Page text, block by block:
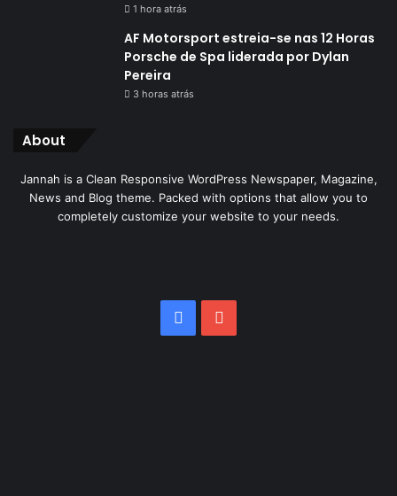
1 hora atrás
AF Motorsport estreia-se nas 12 Horas
Porsche de Spa liderada por Dylan
Pereira
3 horas atrás
About
Jannah is a Clean Responsive WordPress Newspaper, Magazine,
News and Blog theme. Packed with options that allow you to
completely customize your website to your needs.
Facebook